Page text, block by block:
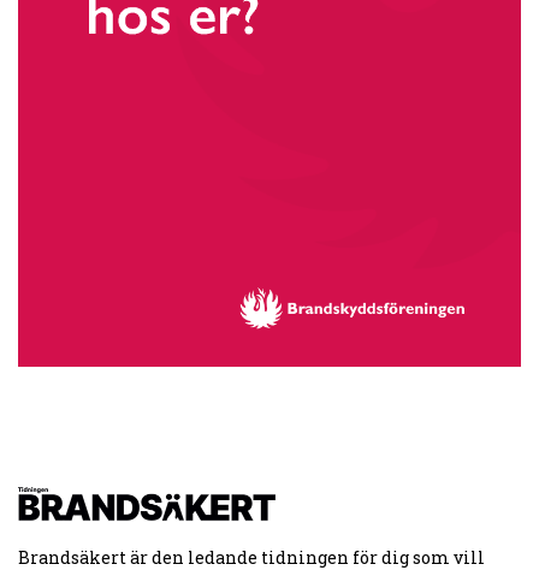
Brandsäkert är den ledande tidningen för dig som vill